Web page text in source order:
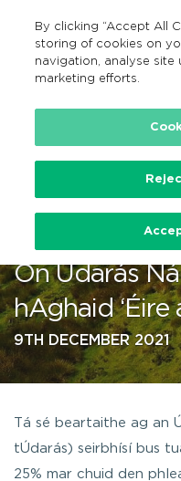
…
Méadú 25% i
Tuaithe
Ón Údarás
hAghaid ‘Éire
9TH DECEMBER 2021
Tá sé beartaithe ag an
tÚdarás) seirbhísí bus
25% mar chuid den
By clicking “Accept All
storing of cookies on
navigation, analyse site
marketing efforts.